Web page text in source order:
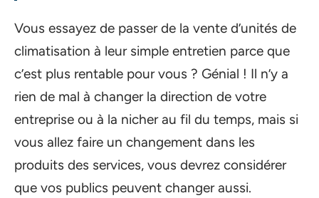
Vous essayez de passer de la vente d’unités de
climatisation à leur simple entretien parce que
c’est plus rentable pour vous ? Génial ! Il n’y a
rien de mal à changer la direction de votre
entreprise ou à la nicher au fil du temps, mais si
vous allez faire un changement dans les
produits des services, vous devrez considérer
que vos publics peuvent changer aussi.